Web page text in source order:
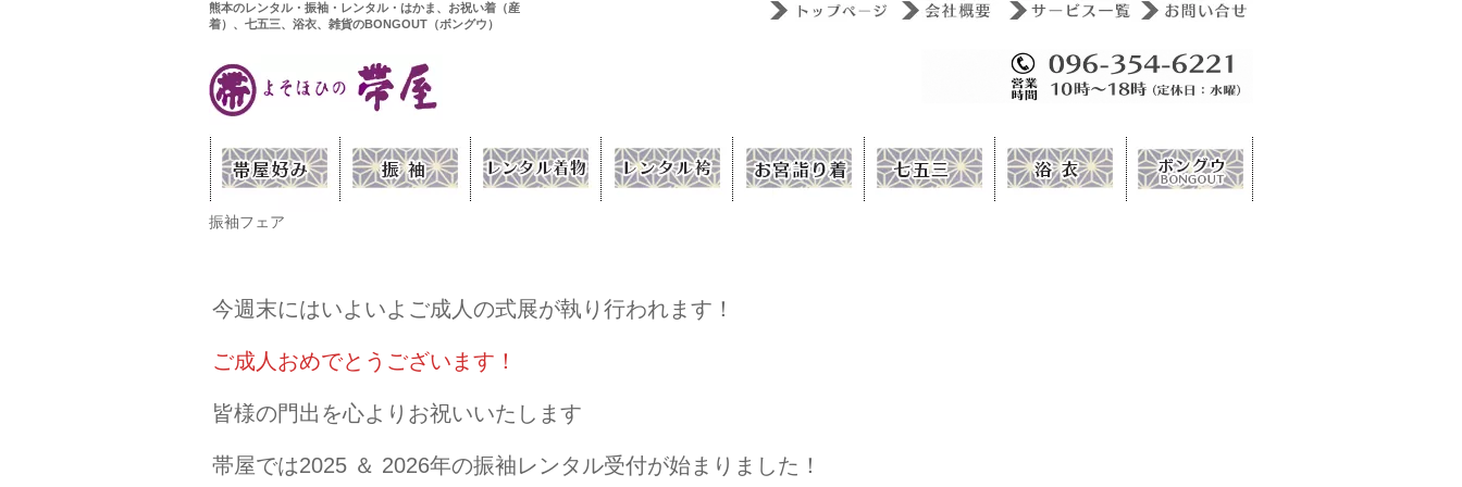
熊本のレンタル・振袖・レンタル・はかま、お祝い着（産
着）、七五三、浴衣、雑貨のBONGOUT（ボングウ）
振袖フェア
今週末にはいよいよご成人の式展が執り行われます！
ご成人おめでとうございます！
皆様の門出を心よりお祝いいたします
帯屋では2025 ＆ 2026年の振袖レンタル受付が始まりました！